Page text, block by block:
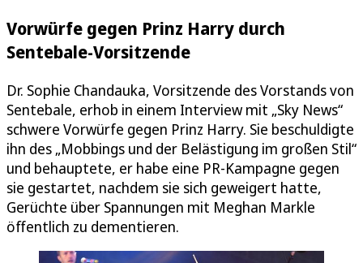
Vorwürfe gegen Prinz Harry durch
Sentebale-Vorsitzende
Dr. Sophie Chandauka, Vorsitzende des Vorstands von
Sentebale, erhob in einem Interview mit „Sky News“
schwere Vorwürfe gegen Prinz Harry. Sie beschuldigte
ihn des „Mobbings und der Belästigung im großen Stil“
und behauptete, er habe eine PR-Kampagne gegen
sie gestartet, nachdem sie sich geweigert hatte,
Gerüchte über Spannungen mit Meghan Markle
öffentlich zu dementieren.